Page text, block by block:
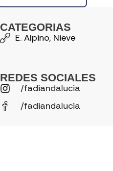
CATEGORIAS
E. Alpino, Nieve
REDES SOCIALES
/fadiandalucia
/fadiandalucia